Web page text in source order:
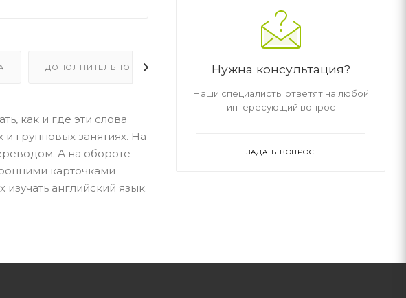
ДОПОЛНИТЕЛЬНО
как и где эти слова
групповых занятиях. На
А на обороте
карточками
английский язык.
Нужна консультация?
Наши специалисты ответят на любой
интересующий вопрос
ЗАДАТЬ ВОПРОС